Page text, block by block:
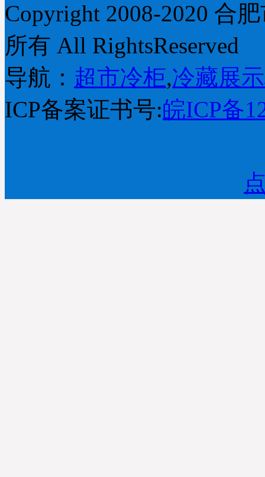
Copyright 2008-2020 合
所有 All RightsReserved
导航： 超市冷柜,冷藏展
ICP备案证书号:皖ICP备